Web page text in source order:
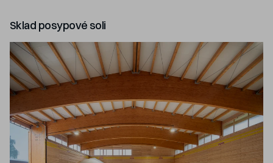
Sklad posypové soli